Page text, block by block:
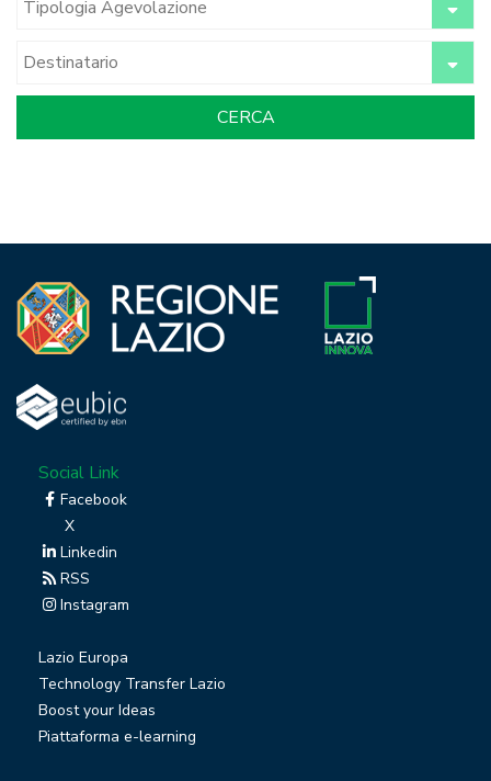
Social Link
Facebook
X
Linkedin
RSS
Instagram
Lazio Europa
Technology Transfer Lazio
Boost your Ideas
Piattaforma e-learning